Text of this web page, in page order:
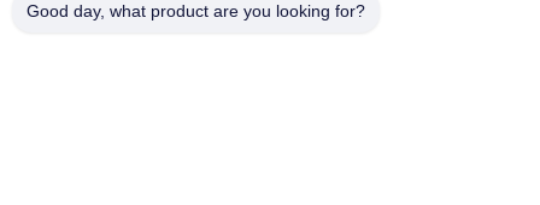
Good day, what product are you looking for?